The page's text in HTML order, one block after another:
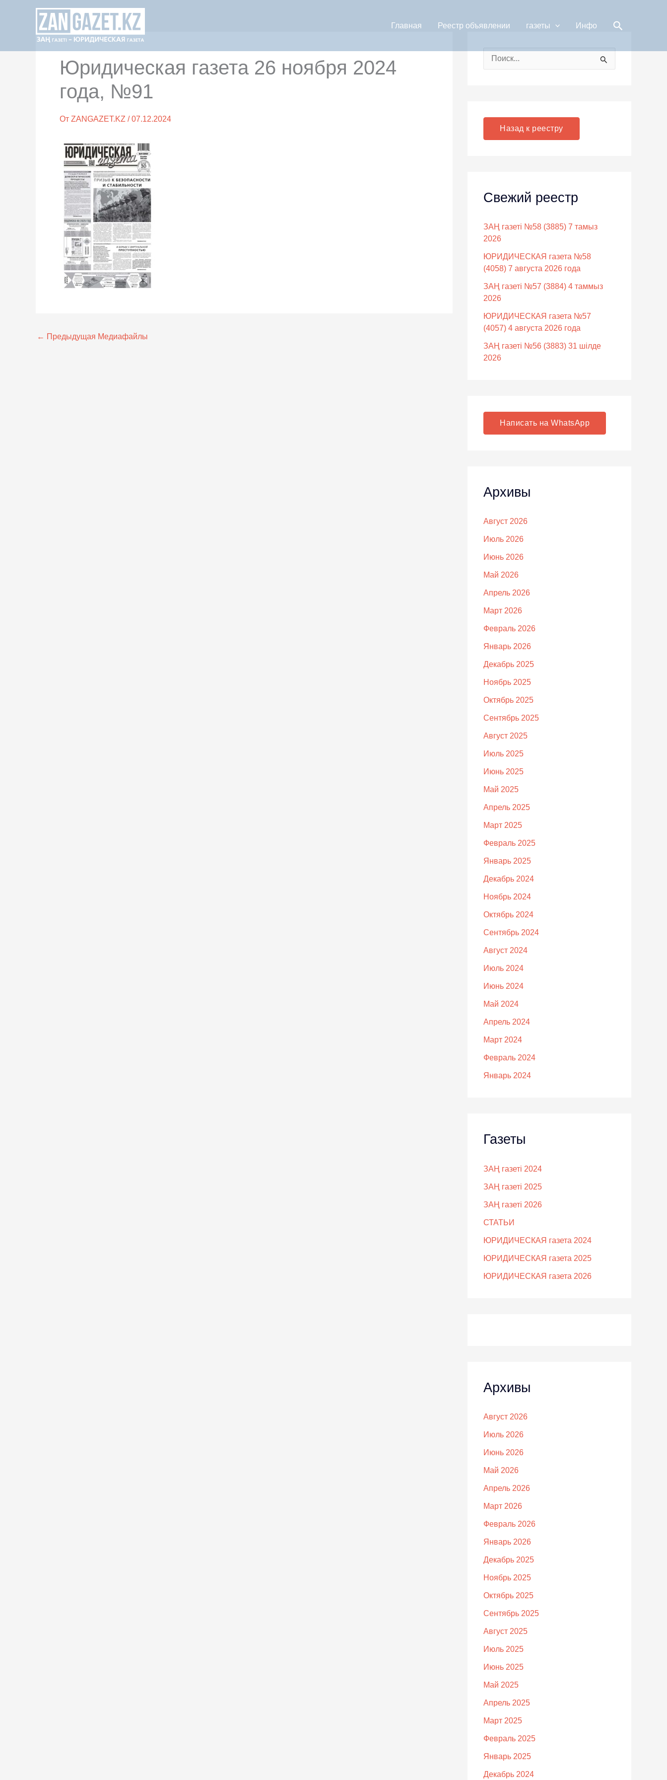
содержимому
Главная Реестр объявлении газеты Инфо Поиск
Юридическая газета 26 ноября 2024
года, №91
От ZANGAZET.KZ /07.12.2024
← Предыдущая Медиафайлы
:
Назад к реестру
Свежий реестр
ЗАҢ газеті №58 (3885) 7 тамыз
2026
ЮРИДИЧЕСКАЯ газета №58
(4058) 7 августа 2026 года
ЗАҢ газеті №57 (3884) 4 таммыз
2026
ЮРИДИЧЕСКАЯ газета №57
(4057) 4 августа 2026 года
ЗАҢ газеті №56 (3883) 31 шілде
2026
Написать на WhatsApp
Архивы
Август 2026
Июль 2026
Июнь 2026
Май 2026
Апрель 2026
Март 2026
Февраль 2026
Январь 2026
Декабрь 2025
Ноябрь 2025
Октябрь 2025
Сентябрь 2025
Август 2025
Июль 2025
Июнь 2025
Май 2025
Апрель 2025
Март 2025
Февраль 2025
Январь 2025
Декабрь 2024
Ноябрь 2024
Октябрь 2024
Сентябрь 2024
Август 2024
Июль 2024
Июнь 2024
Май 2024
Апрель 2024
Март 2024
Февраль 2024
Январь 2024
Газеты
ЗАҢ газеті 2024
ЗАҢ газеті 2025
ЗАҢ газеті 2026
СТАТЬИ
ЮРИДИЧЕСКАЯ газета 2024
ЮРИДИЧЕСКАЯ газета 2025
ЮРИДИЧЕСКАЯ газета 2026
Архивы
Август 2026
Июль 2026
Июнь 2026
Май 2026
Апрель 2026
Март 2026
Февраль 2026
Январь 2026
Декабрь 2025
Ноябрь 2025
Октябрь 2025
Сентябрь 2025
Август 2025
Июль 2025
Июнь 2025
Май 2025
Апрель 2025
Март 2025
Февраль 2025
Январь 2025
Декабрь 2024